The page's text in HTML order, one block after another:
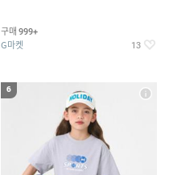
건 외 ~74%OFF
구매 999+
G마켓 13
6